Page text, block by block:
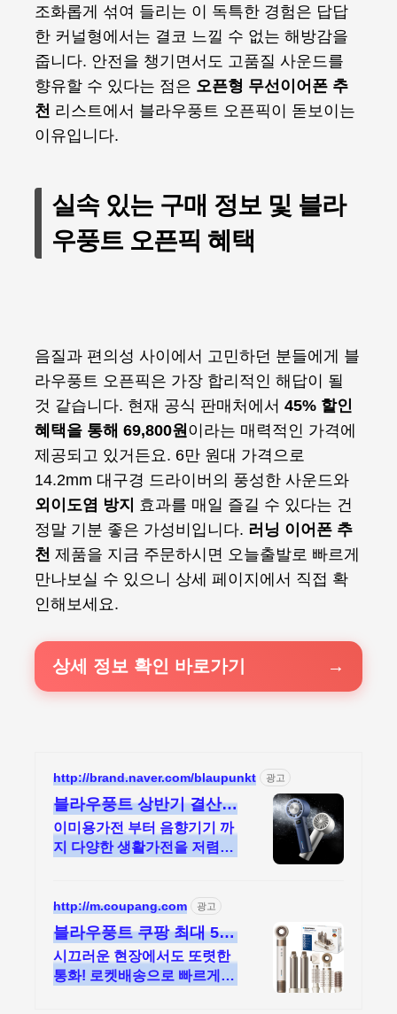
조화롭게 섞여 들리는 이 독특한 경험은 답답
한 커널형에서는 결코 느낄 수 없는 해방감을
줍니다. 안전을 챙기면서도 고품질 사운드를
향유할 수 있다는 점은 오픈형 무선이어폰 추
천 리스트에서 블라우풍트 오픈픽이 돋보이는
이유입니다.
실속 있는 구매 정보 및 블라
우풍트 오픈픽 혜택
음질과 편의성 사이에서 고민하던 분들에게 블
라우풍트 오픈픽은 가장 합리적인 해답이 될
것 같습니다. 현재 공식 판매처에서 45% 할인
혜택을 통해 69,800원이라는 매력적인 가격에
제공되고 있거든요. 6만 원대 가격으로
14.2mm 대구경 드라이버의 풍성한 사운드와
외이도염 방지 효과를 매일 즐길 수 있다는 건
정말 기분 좋은 가성비입니다. 러닝 이어폰 추
천 제품을 지금 주문하시면 오늘출발로 빠르게
만나보실 수 있으니 상세 페이지에서 직접 확
인해보세요.
상세 정보 확인 바로가기
http://brand.naver.com/blaupunkt 광고
블라우풍트 상반기 결산
썸머 블루 프라이데이!
이미용가전 부터 음향기기 까
지 다양한 생활가전을 저렴한
http://m.coupang.com 광고
블라우풍트 쿠팡 최대 5%
캐시적립
시끄러운 현장에서도 또렷한
통화! 로켓배송으로 빠르게.